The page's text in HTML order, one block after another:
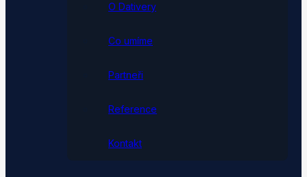
O Dativery
Co umíme
Partneři
Reference
Kontakt